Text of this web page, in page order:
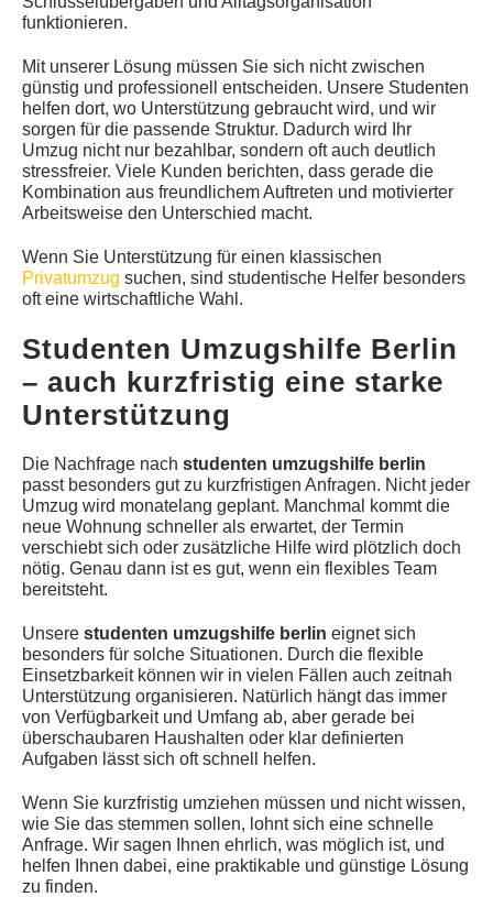
funktionieren.
Mit unserer Lösung müssen Sie sich nicht zwischen
günstig und professionell entscheiden. Unsere Studenten
helfen dort, wo Unterstützung gebraucht wird, und wir
sorgen für die passende Struktur. Dadurch wird Ihr
Umzug nicht nur bezahlbar, sondern oft auch deutlich
stressfreier. Viele Kunden berichten, dass gerade die
Kombination aus freundlichem Auftreten und motivierter
Arbeitsweise den Unterschied macht.
Wenn Sie Unterstützung für einen klassischen
Privatumzug suchen, sind studentische Helfer besonders
oft eine wirtschaftliche Wahl.
Studenten Umzugshilfe Berlin
– auch kurzfristig eine starke
Unterstützung
Die Nachfrage nach studenten umzugshilfe berlin
passt besonders gut zu kurzfristigen Anfragen. Nicht jeder
Umzug wird monatelang geplant. Manchmal kommt die
neue Wohnung schneller als erwartet, der Termin
verschiebt sich oder zusätzliche Hilfe wird plötzlich doch
nötig. Genau dann ist es gut, wenn ein flexibles Team
bereitsteht.
Unsere studenten umzugshilfe berlin eignet sich
besonders für solche Situationen. Durch die flexible
Einsetzbarkeit können wir in vielen Fällen auch zeitnah
Unterstützung organisieren. Natürlich hängt das immer
von Verfügbarkeit und Umfang ab, aber gerade bei
überschaubaren Haushalten oder klar definierten
Aufgaben lässt sich oft schnell helfen.
Wenn Sie kurzfristig umziehen müssen und nicht wissen,
wie Sie das stemmen sollen, lohnt sich eine schnelle
Anfrage. Wir sagen Ihnen ehrlich, was möglich ist, und
helfen Ihnen dabei, eine praktikable und günstige Lösung
zu finden.